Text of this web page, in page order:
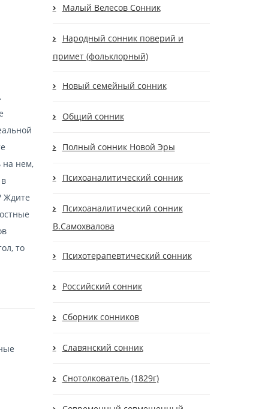
на нем,
Ждите
то
Малый Велесов Сонник
Народный сонник поверий и
примет (фольклорный)
Новый семейный сонник
Общий сонник
Полный сонник Новой Эры
Психоаналитический сонник
Психоаналитический сонник
В.Самохвалова
Психотерапевтический сонник
Российский сонник
Сборник сонников
Славянский сонник
Снотолкователь (1829г)